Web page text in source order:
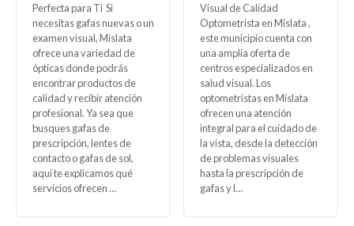
Perfecta para Ti Si
necesitas gafas nuevas o un
examen visual, Mislata
ofrece una variedad de
ópticas donde podrás
encontrar productos de
calidad y recibir atención
profesional. Ya sea que
busques gafas de
prescripción, lentes de
contacto o gafas de sol,
aquí te explicamos qué
servicios ofrecen …
Visual de Calidad
Optometrista en Mislata ,
este municipio cuenta con
una amplia oferta de
centros especializados en
salud visual. Los
optometristas en Mislata
ofrecen una atención
integral para el cuidado de
la vista, desde la detección
de problemas visuales
hasta la prescripción de
gafas y l…